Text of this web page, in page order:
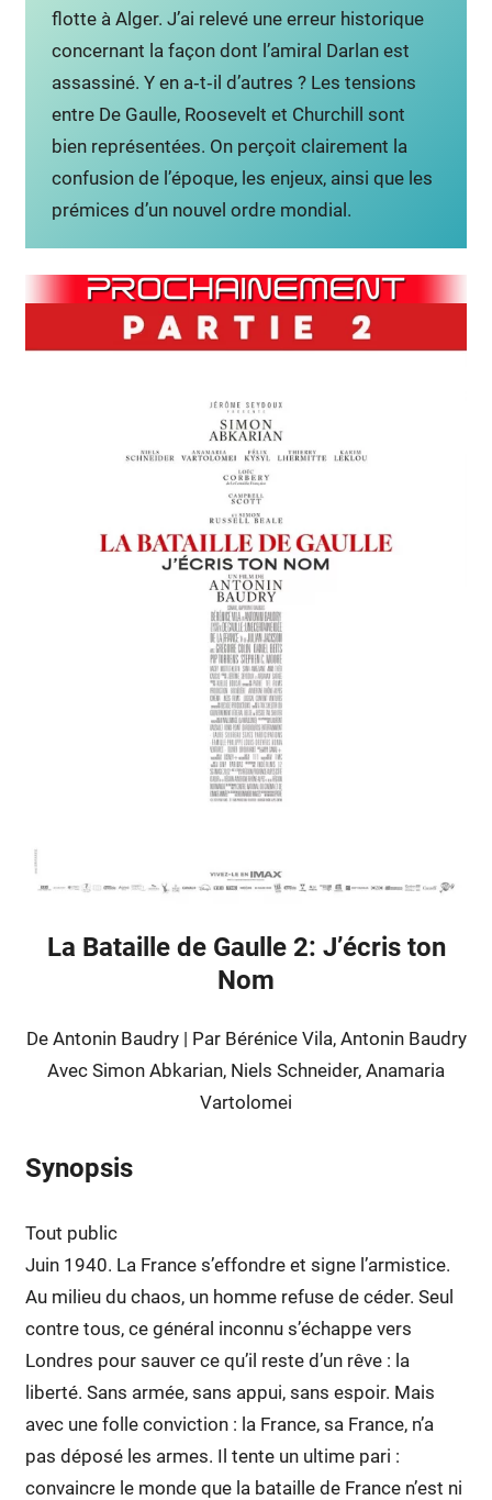
flotte à Alger. J’ai relevé une erreur historique
concernant la façon dont l’amiral Darlan est
assassiné. Y en a‑t‑il d’autres ? Les tensions
entre De Gaulle, Roosevelt et Churchill sont
bien représentées. On perçoit clairement la
confusion de l’époque, les enjeux, ainsi que les
prémices d’un nouvel ordre mondial.
La Bataille de Gaulle 2: J’écris ton
Nom
De Antonin Baudry | Par Bérénice Vila, Antonin Baudry
Avec Simon Abkarian, Niels Schneider, Anamaria
Vartolomei
Synopsis
Tout public
Juin 1940. La France s’effondre et signe l’armistice.
Au milieu du chaos, un homme refuse de céder. Seul
contre tous, ce général inconnu s’échappe vers
Londres pour sauver ce qu’il reste d’un rêve : la
liberté. Sans armée, sans appui, sans espoir. Mais
avec une folle conviction : la France, sa France, n’a
pas déposé les armes. Il tente un ultime pari :
convaincre le monde que la bataille de France n’est ni